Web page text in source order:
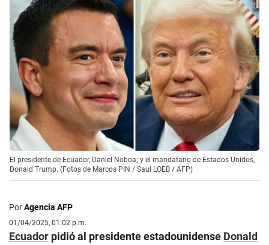
El presidente de Ecuador, Daniel Noboa; y el mandatario de Estados Unidos,
Donald Trump. (Fotos de Marcos PIN / Saul LOEB / AFP)
PorAgencia AFP
01/04/2025, 01:02 p.m.
Ecuador pidió al presidente estadounidense Donald